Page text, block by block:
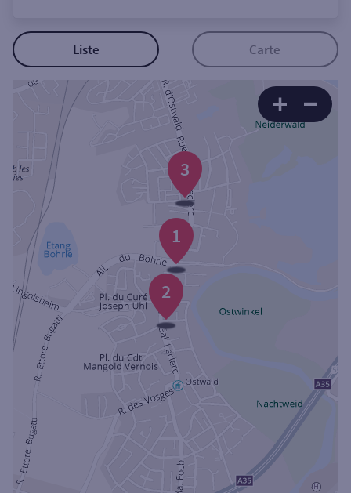
Autour de moi
ou
Ville / Code postal
Rechercher
Liste Carte
3
2
1